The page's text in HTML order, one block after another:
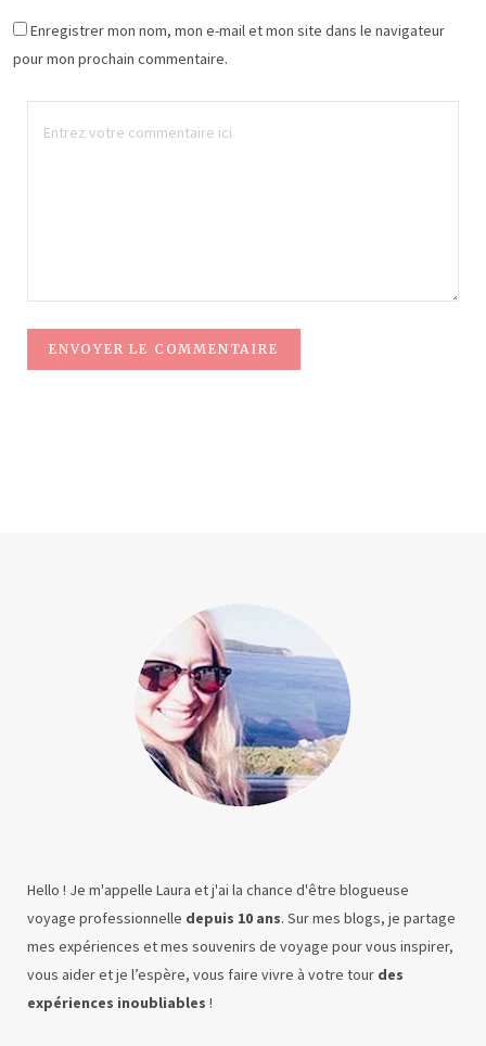
Enregistrer mon nom, mon e-mail et mon site dans le navigateur
pour mon prochain commentaire.
Hello ! Je m'appelle Laura et j'ai la chance d'être blogueuse
voyage professionnelle depuis 10 ans. Sur mes blogs, je partage
mes expériences et mes souvenirs de voyage pour vous inspirer,
vous aider et je l’espère, vous faire vivre à votre tour des
expériences inoubliables !